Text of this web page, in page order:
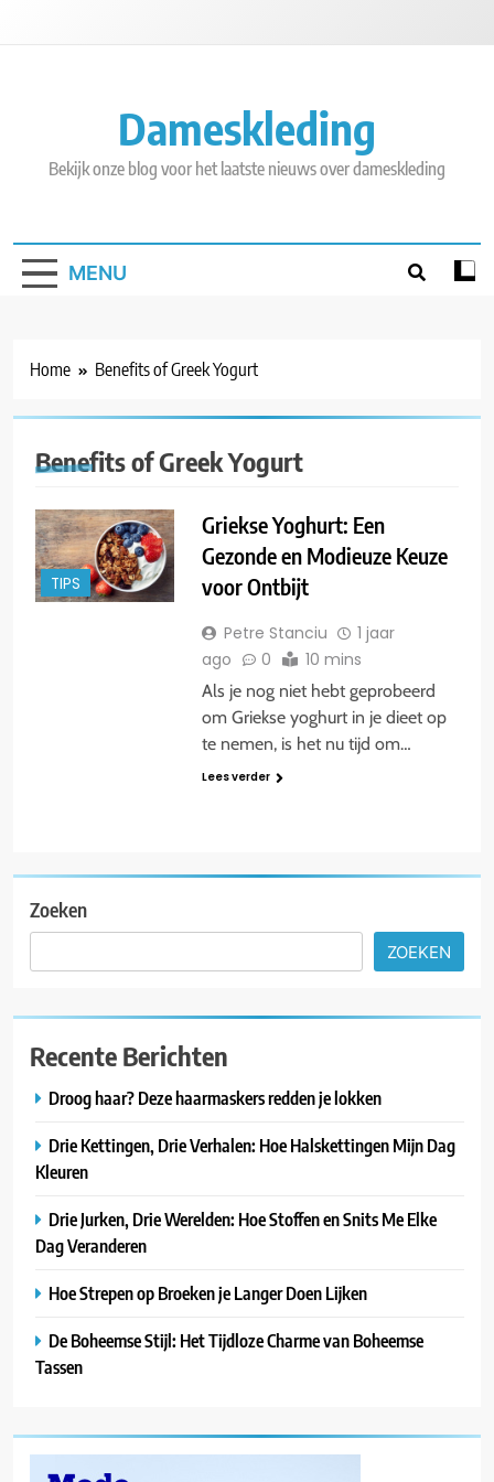
Dameskleding
Bekijk onze blog voor het laatste nieuws over dameskleding
MENU
Home Benefits of Greek Yogurt
Benefits of Greek Yogurt
TIPS
Griekse Yoghurt: Een
Gezonde en Modieuze Keuze
voor Ontbijt
Petre Stanciu
1 jaar
ago
0 10 mins
Als je nog niet hebt geprobeerd
om Griekse yoghurt in je dieet op
te nemen, is het nu tijd om…
Lees verder
Zoeken
ZOEKEN
Recente Berichten
Droog haar? Deze haarmaskers redden je lokken
Drie Kettingen, Drie Verhalen: Hoe Halskettingen Mijn Dag
Kleuren
Drie Jurken, Drie Werelden: Hoe Stoffen en Snits Me Elke
Dag Veranderen
Hoe Strepen op Broeken je Langer Doen Lijken
De Boheemse Stijl: Het Tijdloze Charme van Boheemse
Tassen